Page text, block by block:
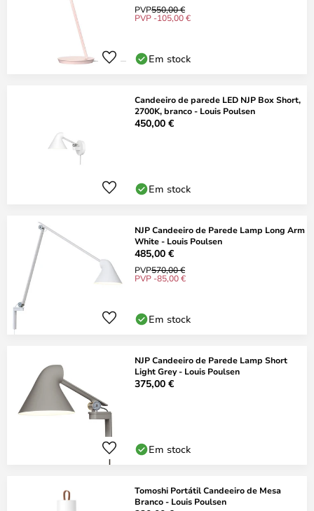
PVP550,00 €
PVP -105,00 €
Em stock
Candeeiro de parede LED NJP Box Short,
2700K, branco - Louis Poulsen
450,00 €
Em stock
NJP Candeeiro de Parede Lamp Long Arm
White - Louis Poulsen
485,00 €
PVP570,00 €
PVP -85,00 €
Em stock
NJP Candeeiro de Parede Lamp Short
Light Grey - Louis Poulsen
375,00 €
Em stock
Tomoshi Portátil Candeeiro de Mesa
Branco - Louis Poulsen